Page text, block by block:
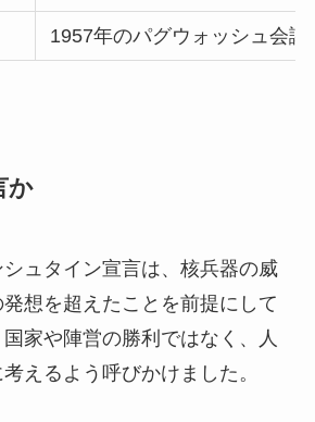
1957年のパグウォッシュ会
か
ュタイン宣言は、核兵器の威
想を超えたことを前提にして
家や陣営の勝利ではなく、人
えるよう呼びかけました。